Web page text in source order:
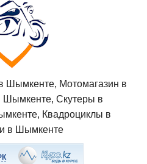
Шымкенте, Мотомагазин в
Скутеры в
Квадроциклы в
в Шымкенте